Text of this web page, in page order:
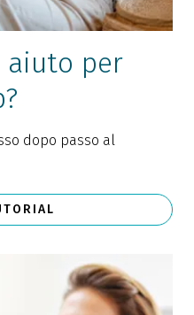
aiuto per
dopo passo al